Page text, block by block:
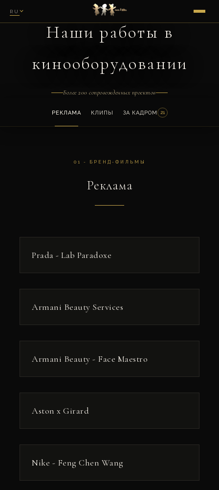
RU
РАБОТЫ
Наши работы в
кинооборудовании
Более 200 сопровожденных проектов
РЕКЛАМА КЛИПЫ ЗА КАДРОМ 21
01 - БРЕНД-ФИЛЬМЫ
Реклама
РЕКЛАМА
Prada - Lab Paradoxe
Armani Beauty Services
Armani Beauty - Face Maestro
Aston x Girard
РЕКЛАМА
Nike - Feng Chen Wang